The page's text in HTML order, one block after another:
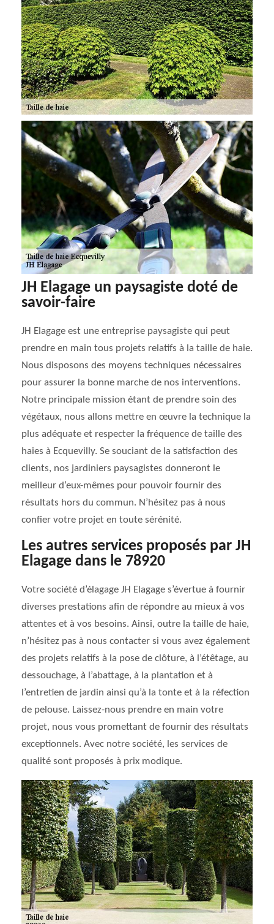
JH Elagage un paysagiste doté de
savoir-faire
JH Elagage est une entreprise paysagiste qui peut
prendre en main tous projets relatifs à la taille de haie.
Nous disposons des moyens techniques nécessaires
pour assurer la bonne marche de nos interventions.
Notre principale mission étant de prendre soin des
végétaux, nous allons mettre en œuvre la technique la
plus adéquate et respecter la fréquence de taille des
haies à Ecquevilly. Se souciant de la satisfaction des
clients, nos jardiniers paysagistes donneront le
meilleur d’eux-mêmes pour pouvoir fournir des
résultats hors du commun. N’hésitez pas à nous
confier votre projet en toute sérénité.
Les autres services proposés par JH
Elagage dans le 78920
Votre société d’élagage JH Elagage s’évertue à fournir
diverses prestations afin de répondre au mieux à vos
attentes et à vos besoins. Ainsi, outre la taille de haie,
n’hésitez pas à nous contacter si vous avez également
des projets relatifs à la pose de clôture, à l’étêtage, au
dessouchage, à l’abattage, à la plantation et à
l’entretien de jardin ainsi qu’à la tonte et à la réfection
de pelouse. Laissez-nous prendre en main votre
projet, nous vous promettant de fournir des résultats
exceptionnels. Avec notre société, les services de
qualité sont proposés à prix modique.